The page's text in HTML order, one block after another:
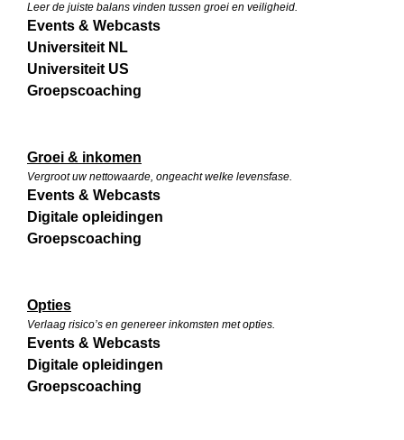
Leer de juiste balans vinden tussen groei en veiligheid.
Events & Webcasts
Universiteit NL
Universiteit US
Groepscoaching
Groei & inkomen
Vergroot uw nettowaarde, ongeacht welke levensfase.
Events & Webcasts
Digitale opleidingen
Groepscoaching
Opties
Verlaag risico’s en genereer inkomsten met opties.
Events & Webcasts
Digitale opleidingen
Groepscoaching